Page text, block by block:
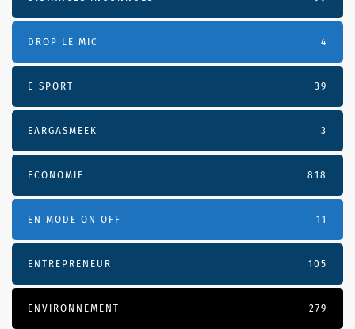
DROP LE MIC 4
E-SPORT 39
EARGASMEEK 3
ECONOMIE 818
EN MODE ON OFF 11
ENTREPRENEUR 105
ENVIRONNEMENT 279